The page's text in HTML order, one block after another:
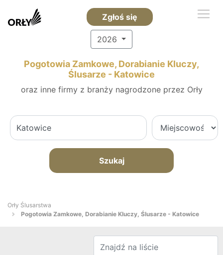
Zgłoś się
2026
Pogotowia Zamkowe, Dorabianie Kluczy,
Ślusarze - Katowice
oraz inne firmy z branży nagrodzone przez Orły
Szukaj
Orły Ślusarstwa
Pogotowia Zamkowe, Dorabianie Kluczy, Ślusarze - Katowice